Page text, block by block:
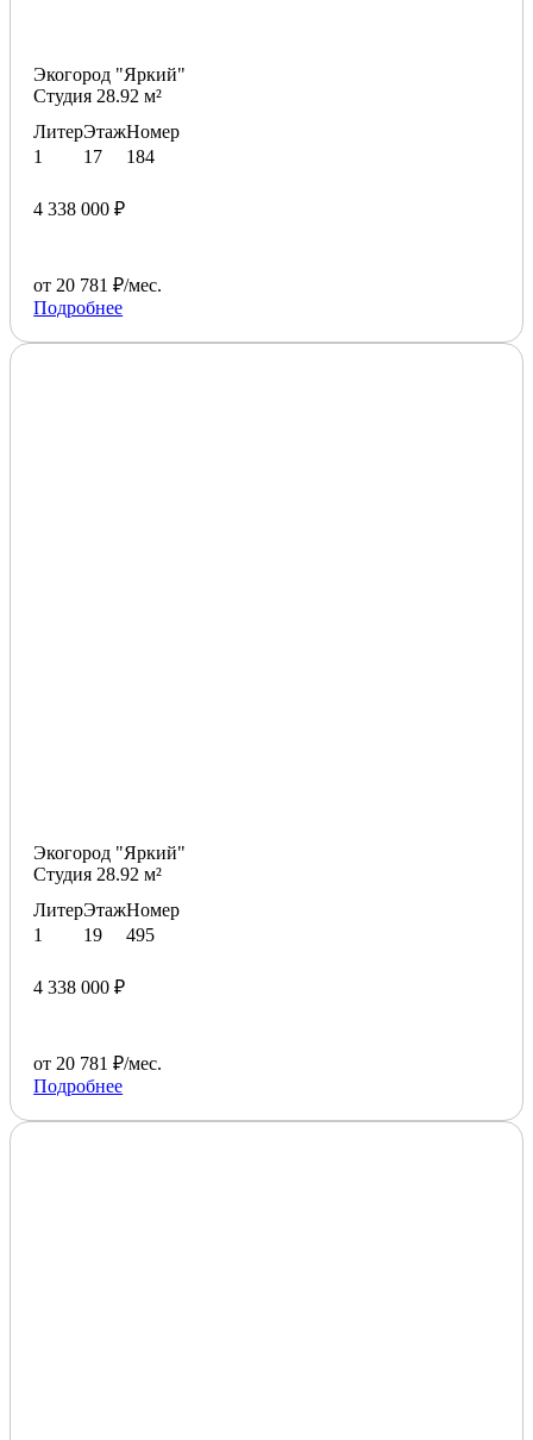
Экогород "Яркий"
Студия 28.92 м²
Литер
1
Этаж
17
Номер
184
4 338 000 ₽
от 20 781 ₽/мес.
Подробнее
Экогород "Яркий"
Студия 28.92 м²
Литер
1
Этаж
19
Номер
495
4 338 000 ₽
от 20 781 ₽/мес.
Подробнее